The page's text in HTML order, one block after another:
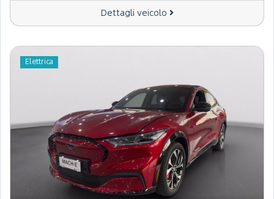
Dettagli veicolo
Elettrica